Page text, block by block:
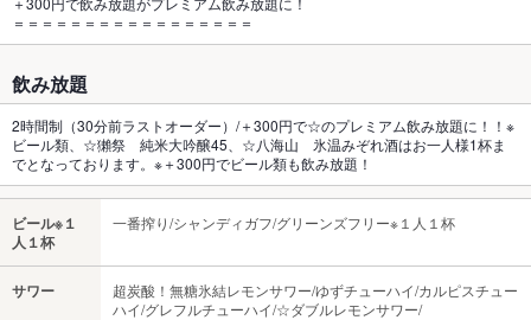
＝＝＝＝＝＝＝＝＝＝＝＝＝＝＝＝＝
飲み放題
2時間制（30分前ラストオーダー）/＋300円で☆のプレミアム飲み放題に！！※
ビール類、☆獺祭 純米大吟醸45、☆八海山 氷温みぞれ酒はお一人様1杯ま
でとなっております。※＋300円でビール類も飲み放題！
ビール※１
人１杯
一番搾り/シャンディガフ/グリーンズフリー※１人１杯
サワー
超炭酸！無糖氷結レモンサワー/ゆずチューハイ/カルピスチュー
ハイ/グレフルチューハイ/☆ダブルレモンサワー/